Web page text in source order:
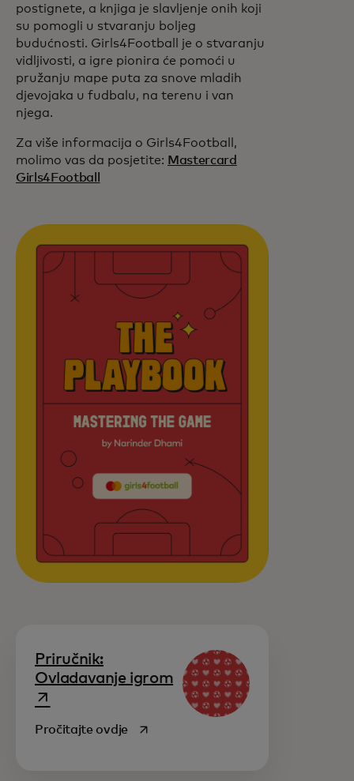
postignete, a knjiga je slavljenje onih koji
su pomogli u stvaranju boljeg
budućnosti. Girls4Football je o stvaranju
vidljivosti, a igre pionira će pomoći u
pružanju mape puta za snove mladih
djevojaka u fudbalu, na terenu i van
njega.
Za više informacija o Girls4Football,
molimo vas da posjetite: Mastercard
Girls4Football
Priručnik:
Ovladavanje igromopens in a new tab
Pročitajte ovdjeopens in a new tab